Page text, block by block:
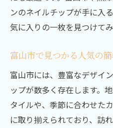
ンのネイルチップが手に入
気に入りの一枚を見つけて
富山市で見つかる人気の
富山市には、豊富なデザイ
ップが数多く存在します。
タイルや、季節に合わせた
に取り揃えられており、訪